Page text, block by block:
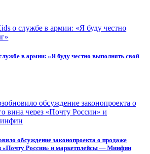
в армии: «Я буду честно выполнять свой
обсуждение законопроекта о продаже
«Почту России» и маркетплейсы — Минфин